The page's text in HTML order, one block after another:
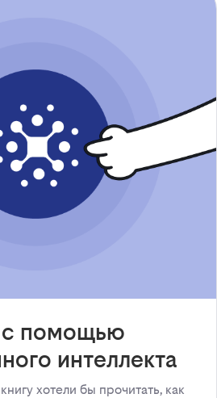
с помощью
интеллекта
хотели бы прочитать, как